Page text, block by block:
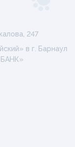
247
в г. Барнаул